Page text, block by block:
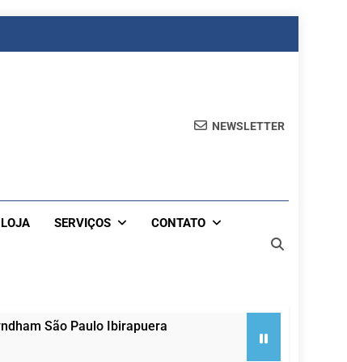
NEWSLETTER
LOJA SERVIÇOS CONTATO
São Paulo Ibirapuera